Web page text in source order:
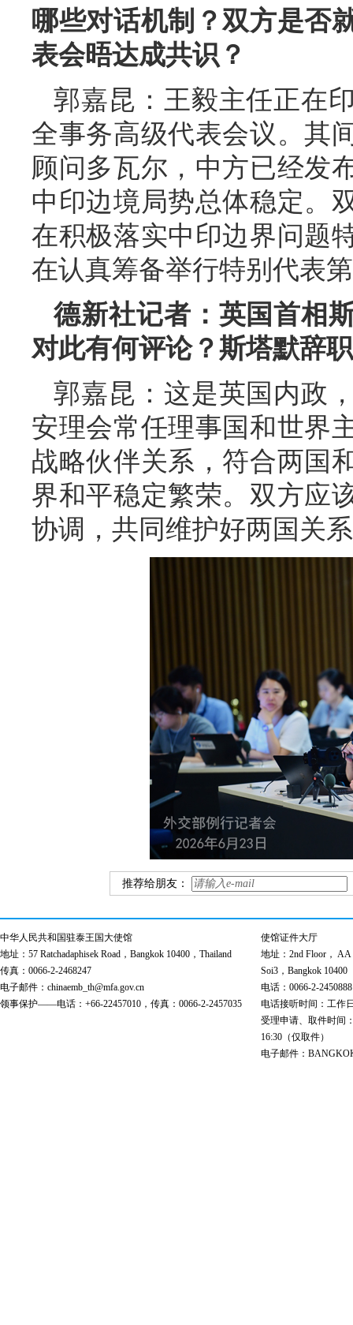
哪些对话机制？双方是否
表会晤达成共识？
郭嘉昆：王毅主任正在
全事务高级代表会议。其
顾问多瓦尔，中方已经发
中印边境局势总体稳定。
在积极落实中印边界问题
在认真筹备举行特别代表
德新社记者：英国首相
对此有何评论？斯塔默辞
郭嘉昆：这是英国内政
安理会常任理事国和世界
战略伙伴关系，符合两国
界和平稳定繁荣。双方应
协调，共同维护好两国关
推荐给朋友：
中华人民共和国驻泰王国大使馆
地址：57 Ratchadaphisek Road，Bangkok 10400，Thailand
传真：0066-2-2468247
电子邮件：chinaemb_th@mfa.gov.cn
领事保护——电话：+66-22457010，传真：0066-2-2457035
使馆证件大厅
地址：2nd Floor， AA
Soi3，Bangkok 10400
电话：0066-2-
电话接听时间：工作
受理申请、取件时间
16:30（仅取件）
电子邮件：